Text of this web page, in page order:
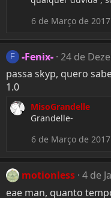
6 de Março de 2017
F -Fenix- 24 de
passa skyp, quero
1.0
MisoGrandelle
Grandelle-
6 de Março de 2017
motionless 4 de
eae man, quanto